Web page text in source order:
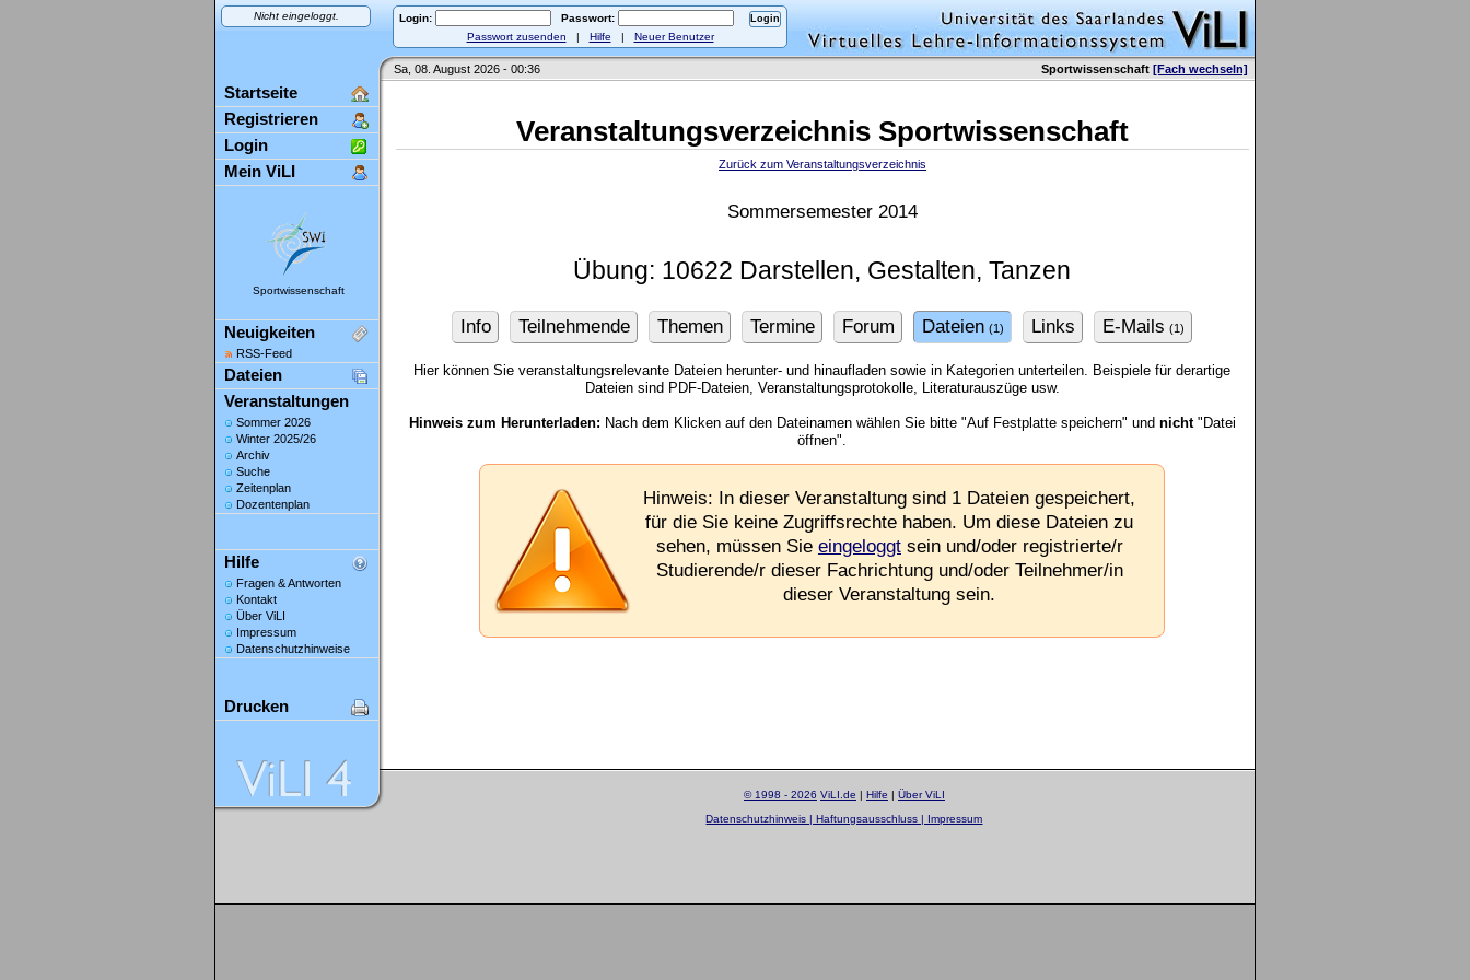
Nicht eingeloggt. Login:
Passwort:
Passwort zusenden | Hilfe | Neuer Benutzer
Sa, 08. August 2026 - 00:36 Sportwissenschaft [Fach wechseln]
Startseite
Registrieren
Login
Mein ViLI
Sportwissenschaft
Neuigkeiten
RSS-Feed
Dateien
Veranstaltungen
Sommer 2026
Winter 2025/26
Archiv
Suche
Zeitenplan
Dozentenplan
Hilfe
Fragen & Antworten
Kontakt
Über ViLI
Impressum
Datenschutzhinweise
Drucken
Veranstaltungsverzeichnis Sportwissenschaft
Zurück zum Veranstaltungsverzeichnis
Sommersemester 2014
Übung: 10622 Darstellen, Gestalten, Tanzen
Info Teilnehmende Themen Termine Forum Dateien (1) Links E-Mails (1)
Hier können Sie veranstaltungsrelevante Dateien herunter- und hinaufladen sowie in Kategorien unterteilen. Beispiele für derartige
Dateien sind PDF-Dateien, Veranstaltungsprotokolle, Literaturauszüge usw.
Hinweis zum Herunterladen: Nach dem Klicken auf den Dateinamen wählen Sie bitte "Auf Festplatte speichern" und nicht"Datei
öffnen".
Hinweis: In dieser Veranstaltung sind 1 Dateien gespeichert,
für die Sie keine Zugriffsrechte haben. Um diese Dateien zu
sehen, müssen Sie eingeloggtsein und/oder registrierte/r
Studierende/r dieser Fachrichtung und/oder Teilnehmer/in
dieser Veranstaltung sein.
© 1998 - 2026 ViLI.de | Hilfe | Über ViLI
Datenschutzhinweis | Haftungsausschluss | Impressum